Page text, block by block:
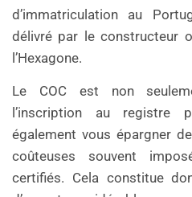
d’immatriculation au
délivré par le constructeur
l’Hexagone.
Le COC est non
l’inscription au registre
également vous épargner
coûteuses souvent
certifiés. Cela constitue